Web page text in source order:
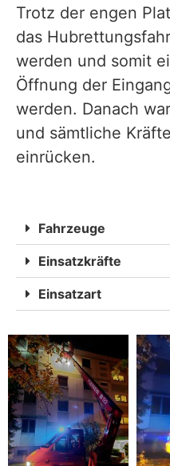
Trotz der engen
das
werden und somit
Öffnung der
werden. Danach
und sämtliche
einrücken.
Fahrzeuge
Einsatzkräfte
Einsatzart